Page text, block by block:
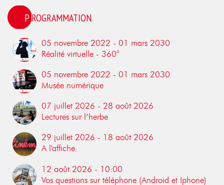
PROGRAMMATION
05 novembre 2022 - 01 mars 2030
Réalité virtuelle - 360°
05 novembre 2022 - 01 mars 2030
Musée numérique
07 juillet 2026 - 28 août 2026
Lectures sur l’herbe
29 juillet 2026 - 18 août 2026
A l'affiche
12 août 2026 - 10:00
Vos questions sur téléphone (Android et Iphone)